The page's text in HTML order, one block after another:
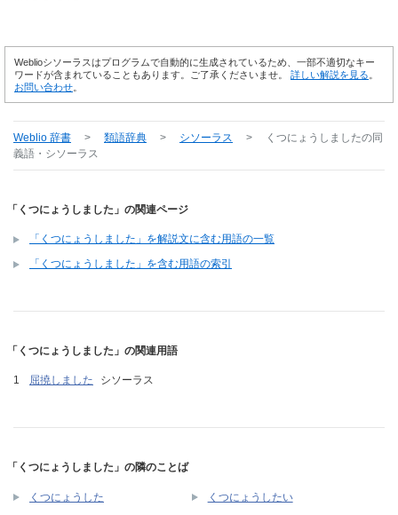
Weblioシソーラスはプログラムで自動的に生成されているため、一部不適切なキー
ワードが含まれていることもあります。ご了承くださいませ。 詳しい解説を見る
お問い合わせ
Weblio 辞書 > 類語辞典 > シソーラス > くつにょうしましたの同
義語・シソーラス
「くつにょうしました」の関連ページ
「くつにょうしました」を解説文に含む用語の一覧
「くつにょうしました」を含む用語の索引
「くつにょうしました」の関連用語
屈撓しました シソーラス
「くつにょうしました」の隣のことば
くつにょうした くつにょうしたい